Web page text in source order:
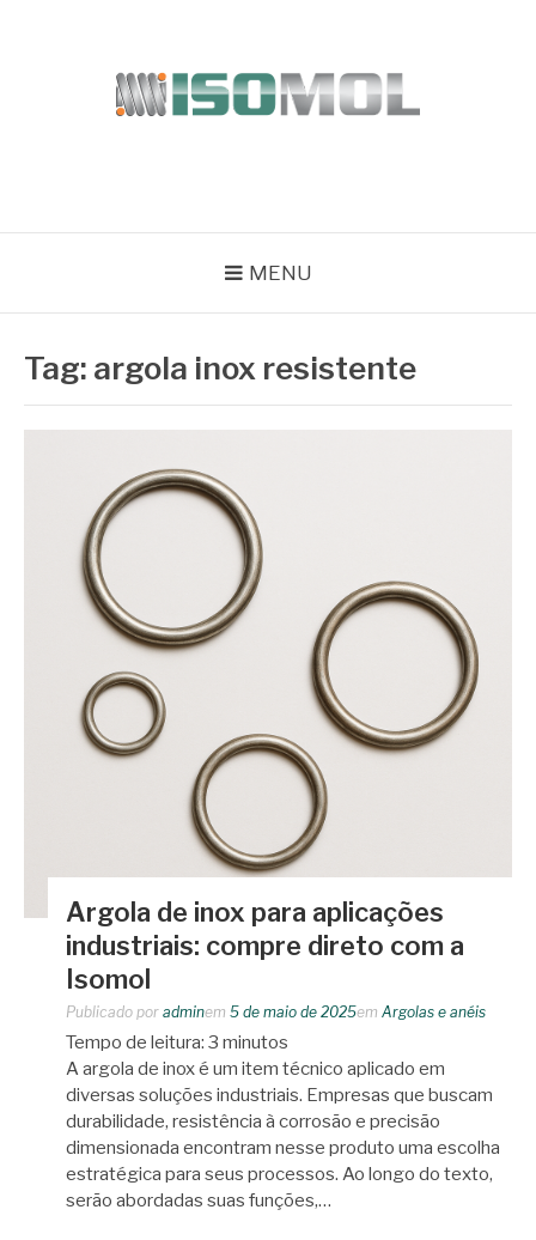
MENU
Tag: argola inox resistente
Argola de inox para aplicações
industriais: compre direto com a
Isomol
Publicado por adminem 5 de maio de 2025em Argolas e anéis
Tempo de leitura: 3 minutos
A argola de inox é um item técnico aplicado em
diversas soluções industriais. Empresas que buscam
durabilidade, resistência à corrosão e precisão
dimensionada encontram nesse produto uma escolha
estratégica para seus processos. Ao longo do texto,
serão abordadas suas funções,…